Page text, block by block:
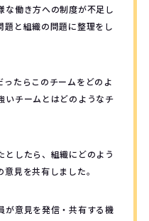
な働き方への制度が不足し
題と組織の問題に整理をし
たらこのチームをどのよ
いチームとはどのようなチ
としたら、組織にどのよう
見を共有しました。
が意見を発信・共有する機